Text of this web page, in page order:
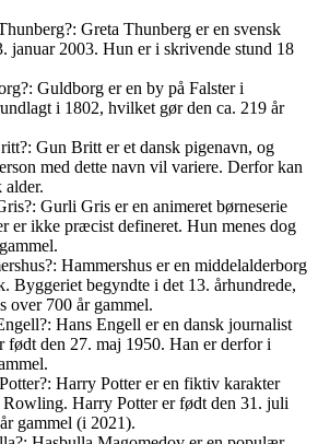
Greta Thunberg er en svensk
januar 2003. Hun er i skrivende stund 18
Guldborg er en by på Falster i
i 1802, hvilket gør den ca. 219 år
Gun Britt er et dansk pigenavn, og
med dette navn vil variere. Derfor kan
alder.
Gurli Gris er en animeret børneserie
er ikke præcist defineret. Hun menes dog
Hammershus er en middelalderborg
Byggeriet begyndte i det 13. århundrede,
over 700 år gammel.
Hans Engell er en dansk journalist
født den 27. maj 1950. Han er derfor i
Harry Potter er en fiktiv karakter
Harry Potter er født den 31. juli
gammel (i 2021).